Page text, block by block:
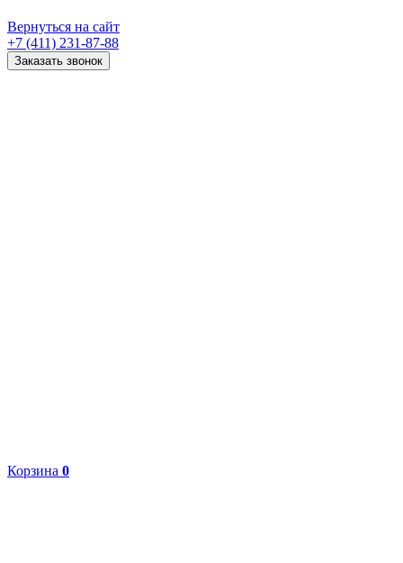
Вернуться на сайт
+7 (411) 231-87-88
Заказать звонок
Корзина 0